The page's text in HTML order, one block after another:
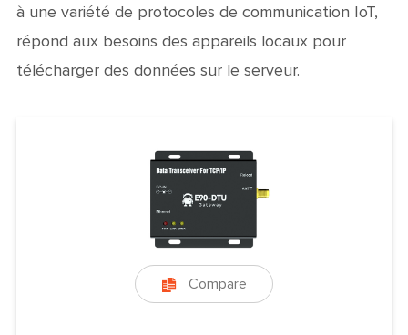
à une variété de protocoles de communication IoT,
répond aux besoins des appareils locaux pour
télécharger des données sur le serveur.
 Compare